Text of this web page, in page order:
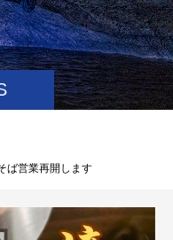
ば営業再開します